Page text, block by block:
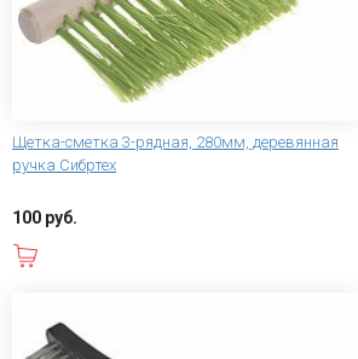
Щетка-сметка 3-рядная, 280мм, деревянная
ручка Сибртех
100 руб.